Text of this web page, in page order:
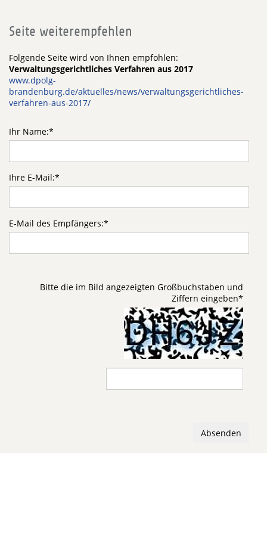
Seite weiterempfehlen
Folgende Seite wird von Ihnen empfohlen:
Verwaltungsgerichtliches Verfahren aus 2017
www.dpolg-
brandenburg.de/aktuelles/news/verwaltungsgerichtliches-
verfahren-aus-2017/
Ihr Name:*
Ihre E-Mail:*
E-Mail des Empfängers:*
Bitte die im Bild angezeigten Großbuchstaben und
Ziffern eingeben*
Absenden